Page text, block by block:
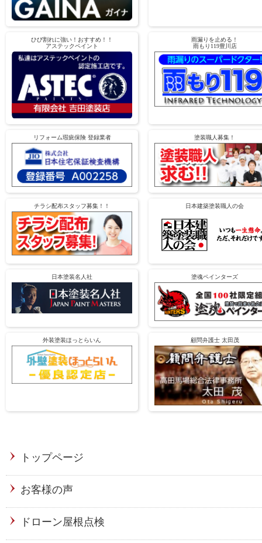
ひび割れに強い！おすすめ！！
アステックペイント
雨漏りを止める！
雨もり119豊川店
リフォーム瑕疵保険 登録業者 塗装職人募集！
チラシ配布スタッフ募集！！ 日本建築塗装職人の会
日本塗装名人社 塗魂ペインターズ
外装塗装ほっとらいん 顧問弁護士 太田茂
トップページ
お客様の声
ドローン屋根点検